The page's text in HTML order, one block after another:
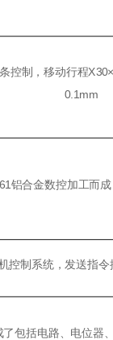
控制，移动行程
0.1mm
铝合金数控加工而
控制系统，发送指令
了包括电路、电位器